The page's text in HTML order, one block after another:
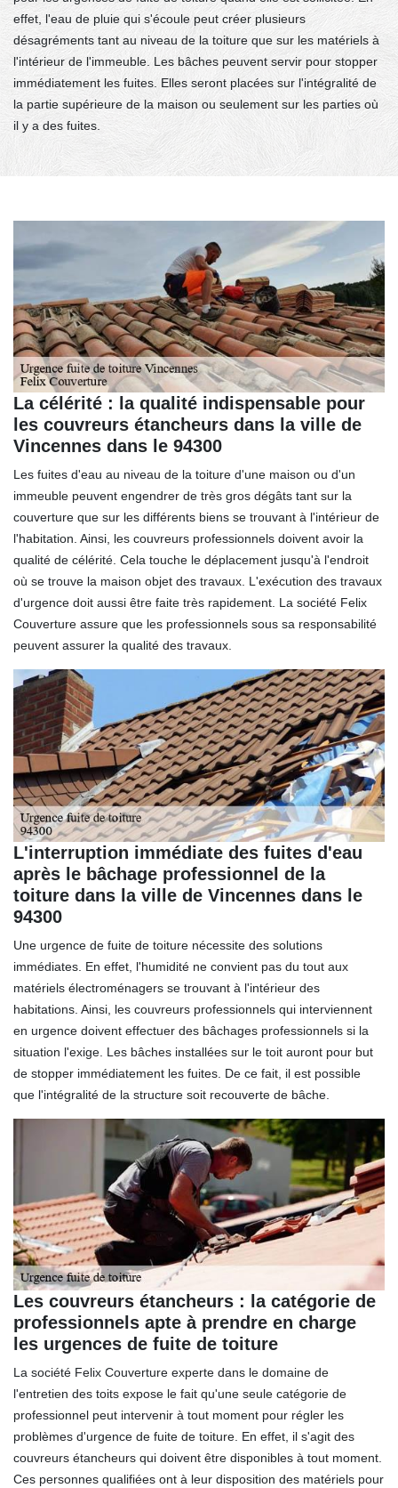
effet, l'eau de pluie qui s'écoule peut créer plusieurs
désagréments tant au niveau de la toiture que sur les matériels à
l'intérieur de l'immeuble. Les bâches peuvent servir pour stopper
immédiatement les fuites. Elles seront placées sur l'intégralité de
la partie supérieure de la maison ou seulement sur les parties où
il y a des fuites.
La célérité : la qualité indispensable pour
les couvreurs étancheurs dans la ville de
Vincennes dans le 94300
Les fuites d'eau au niveau de la toiture d'une maison ou d'un
immeuble peuvent engendrer de très gros dégâts tant sur la
couverture que sur les différents biens se trouvant à l'intérieur de
l'habitation. Ainsi, les couvreurs professionnels doivent avoir la
qualité de célérité. Cela touche le déplacement jusqu'à l'endroit
où se trouve la maison objet des travaux. L'exécution des travaux
d'urgence doit aussi être faite très rapidement. La société Felix
Couverture assure que les professionnels sous sa responsabilité
peuvent assurer la qualité des travaux.
L'interruption immédiate des fuites d'eau
après le bâchage professionnel de la
toiture dans la ville de Vincennes dans le
94300
Une urgence de fuite de toiture nécessite des solutions
immédiates. En effet, l'humidité ne convient pas du tout aux
matériels électroménagers se trouvant à l'intérieur des
habitations. Ainsi, les couvreurs professionnels qui interviennent
en urgence doivent effectuer des bâchages professionnels si la
situation l'exige. Les bâches installées sur le toit auront pour but
de stopper immédiatement les fuites. De ce fait, il est possible
que l'intégralité de la structure soit recouverte de bâche.
Les couvreurs étancheurs : la catégorie de
professionnels apte à prendre en charge
les urgences de fuite de toiture
La société Felix Couverture experte dans le domaine de
l'entretien des toits expose le fait qu'une seule catégorie de
professionnel peut intervenir à tout moment pour régler les
problèmes d'urgence de fuite de toiture. En effet, il s'agit des
couvreurs étancheurs qui doivent être disponibles à tout moment.
Ces personnes qualifiées ont à leur disposition des matériels pour